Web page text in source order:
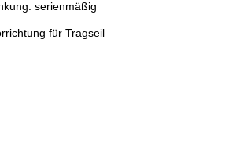
serienmäßig
für Tragseil